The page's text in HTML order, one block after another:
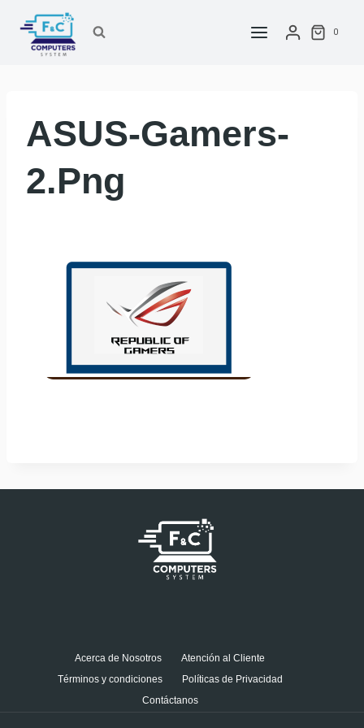
Saltar
contenido
0
ASUS-Gamers-
2.png
Acerca de Nosotros
Atención al Cliente
Términos y condiciones
Políticas de Privacidad
Contáctanos